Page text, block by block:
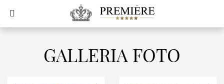
GALLERIA FOTO